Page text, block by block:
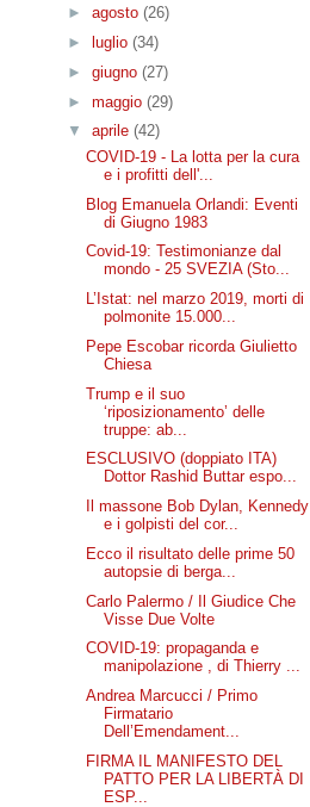
► agosto (26)
►
luglio (34)
► giugno (27)
► maggio (29)
▼ aprile (42)
COVID-19 - La lotta per la cura
e i profitti dell'...
Blog Emanuela Orlandi: Eventi
di Giugno 1983
Covid-19: Testimonianze dal
mondo - 25 SVEZIA (Sto...
L’Istat: nel marzo 2019, morti di
polmonite 15.000...
Pepe Escobar ricorda Giulietto
Chiesa
Trump e il suo
‘riposizionamento’ delle
truppe: ab...
ESCLUSIVO (doppiato ITA)
Dottor Rashid Buttar espo...
Il massone Bob Dylan, Kennedy
e i golpisti del cor...
Ecco il risultato delle prime 50
autopsie di berga...
Carlo Palermo / Il Giudice Che
Visse Due Volte
COVID-19: propaganda e
manipolazione , di Thierry ...
Andrea Marcucci / Primo
Firmatario
Dell’Emendament...
FIRMA IL MANIFESTO DEL
PATTO PER LA LIBERTÀ DI
ESP...